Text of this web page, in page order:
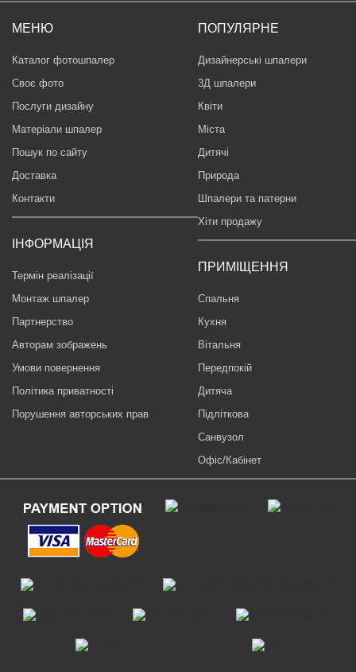
МЕНЮ
Каталог фотошпалер
Своє фото
Послуги дизайну
Матеріали шпалер
Пошук по сайту
Доставка
Контакти
ІНФОРМАЦІЯ
Термін реалізації
Монтаж шпалер
Партнерство
Авторам зображень
Умови повернення
Політика приватності
Порушення авторських прав
ПОПУЛЯРНЕ
Дизайнерські шпалери
3Д шпалери
Квіти
Міста
Дитячі
Природа
Шпалери та патерни
Хіти продажу
ПРИМІЩЕННЯ
Спальня
Кухня
Вітальня
Передпокій
Дитяча
Підліткова
Санвузол
Офіс/Кабінет